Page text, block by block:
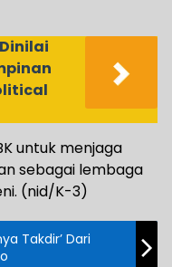
untuk menjaga
sebagai lembaga
(nid/K-3)
Takdir’ Dari